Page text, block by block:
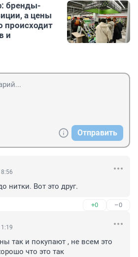
бренды-
а цены
происходит
и
Отправить
нитки. Вот это друг.
+0 –0
так и покупают , не всем это
что это так